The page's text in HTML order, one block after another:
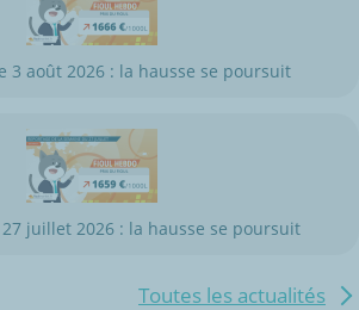
3 août 2026 : la hausse se poursuit
juillet 2026 : la hausse se poursuit
Toutes les actualités